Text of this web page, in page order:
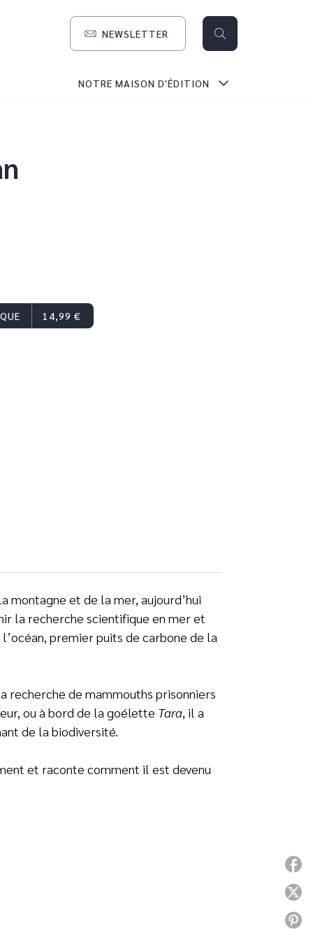
NEWSLETTER
NOTRE MAISON D'ÉDITION
14,99 €
montagne et de la mer, aujourd’hui
la recherche scientifique en mer et
premier puits de carbone de la
recherche de mammouths prisonniers
ou à bord de la goélette Tara, il a
de la biodiversité.
et raconte comment il est devenu